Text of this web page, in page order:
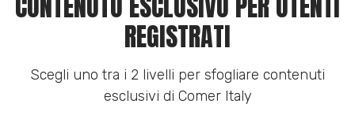
REGISTRATI
Scegli uno tra i 2 livelli per sfogliare contenuti
esclusivi di Comer Italy